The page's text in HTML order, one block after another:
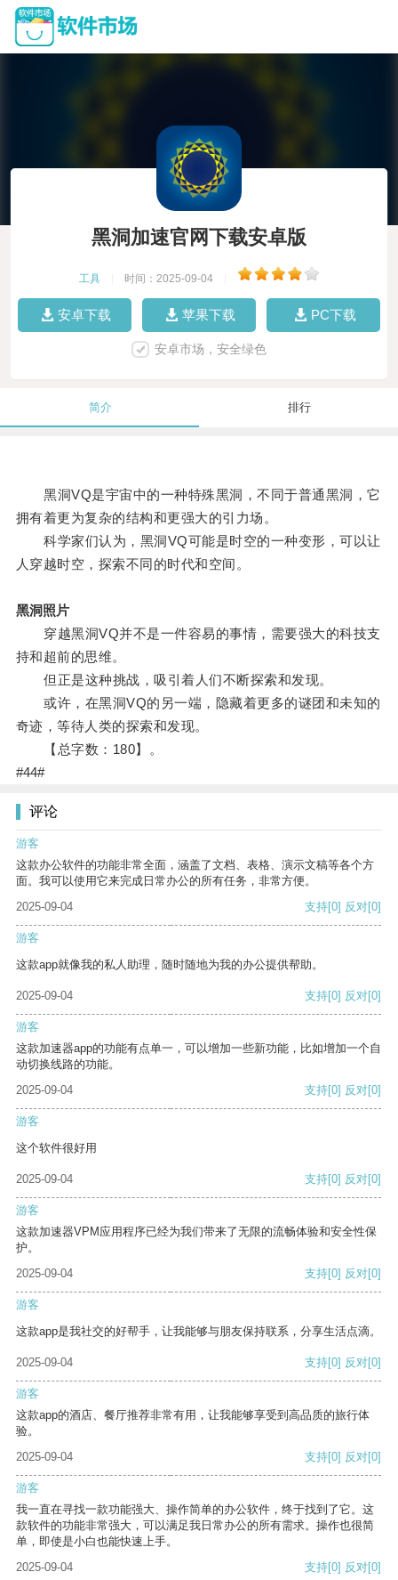
黑洞加速官网下载安卓版
工具 时间：2025-09-04
安卓下载 苹果下载 PC下载
安卓市场，安全绿色
简介 排行
黑洞VQ是宇宙中的一种特殊黑洞，不同于普通黑洞，它
拥有着更为复杂的结构和更强大的引力场。
科学家们认为，黑洞VQ可能是时空的一种变形，可以让
人穿越时空，探索不同的时代和空间。
黑洞照片
穿越黑洞VQ并不是一件容易的事情，需要强大的科技支
持和超前的思维。
但正是这种挑战，吸引着人们不断探索和发现。
或许，在黑洞VQ的另一端，隐藏着更多的谜团和未知的
奇迹，等待人类的探索和发现。
【总字数：180】。
#44#
评论
游客
这款办公软件的功能非常全面，涵盖了文档、表格、演示文稿等各个方
面。我可以使用它来完成日常办公的所有任务，非常方便。
2025-09-04
支持[0] 反对[0]
游客
这款app就像我的私人助理，随时随地为我的办公提供帮助。
2025-09-04 支持[0] 反对[0]
游客
这款加速器app的功能有点单一，可以增加一些新功能，比如增加一个自
动切换线路的功能。
2025-09-04
支持[0] 反对[0]
游客
这个软件很好用
2025-09-04 支持[0] 反对[0]
游客
这款加速器VPM应用程序已经为我们带来了无限的流畅体验和安全性保
护。
2025-09-04
支持[0] 反对[0]
游客
这款app是我社交的好帮手，让我能够与朋友保持联系，分享生活点滴。
2025-09-04 支持[0] 反对[0]
游客
这款app的酒店、餐厅推荐非常有用，让我能够享受到高品质的旅行体
验。
2025-09-04
支持[0] 反对[0]
游客
我一直在寻找一款功能强大、操作简单的办公软件，终于找到了它。这
款软件的功能非常强大，可以满足我日常办公的所有需求。操作也很简
单，即使是小白也能快速上手。
2025-09-04
支持[0] 反对[0]